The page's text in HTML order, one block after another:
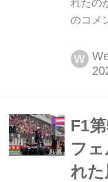
れたの
のコメ
間)、
リカ・
ドブル)
ン)に
ッペン
なく...
W
F1
フ
れた